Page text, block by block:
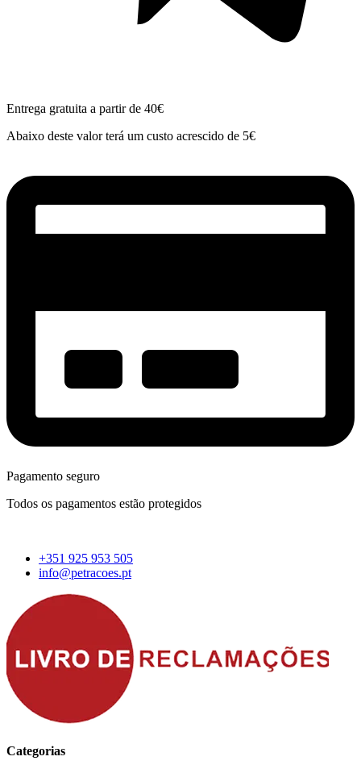
Entrega gratuita a partir de 40€
Abaixo deste valor terá um custo acrescido de 5€
Pagamento seguro
Todos os pagamentos estão protegidos
+351 925 953 505
info@petracoes.pt
Categorias